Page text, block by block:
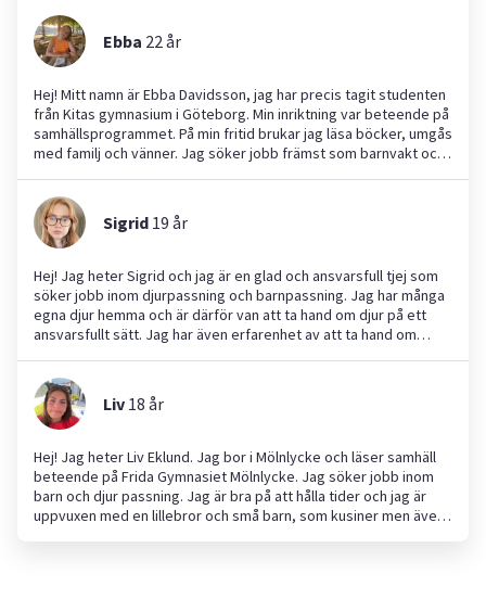
mig. Jag läser ekonomi programmet på Hulebäcksgymnasiet där
jag har stora ambitioner för att nå långt i livet. Jag tror nyckeln
till framgång ligger i mitt stora intresse för gym och träning. Det
är något som prioriteras i mitt liv. Hoppas vi ses snart! Tack på
för hand, William :)
Ebba 22år
Hej! Mitt namn är Ebba Davidsson, jag har precis tagit studenten
från Kitas gymnasium i Göteborg. Min inriktning var beteende på
samhällsprogrammet. På min fritid brukar jag läsa böcker, umgås
med familj och vänner. Jag söker jobb främst som barnvakt och
också. Jag är en positiv person som är bra på att hålla tider och
bidra med ett gott humör.
Sigrid 19 år
Hej! Jag heter Sigrid och jag är en glad och ansvarsfull tjej som
söker jobb inom djurpassning och barnpassning. Jag har många
egna djur hemma och är därför van att ta hand om djur på ett
ansvarsfullt sätt. Jag har även erfarenhet av att ta hand om
förskola. Som person är jag lugn, pålitlig och kreativ. Jag ser
fram emot att hjälpa dig eller din familj!
Liv 18 år
Hej! Jag heter Liv Eklund. Jag bor i Mölnlycke och läser samhäll
beteende på Frida Gymnasiet Mölnlycke. Jag söker jobb inom
barn och djur passning. Jag är bra på att hålla tider och jag är
uppvuxen med en lillebror och små barn, som kusiner men även